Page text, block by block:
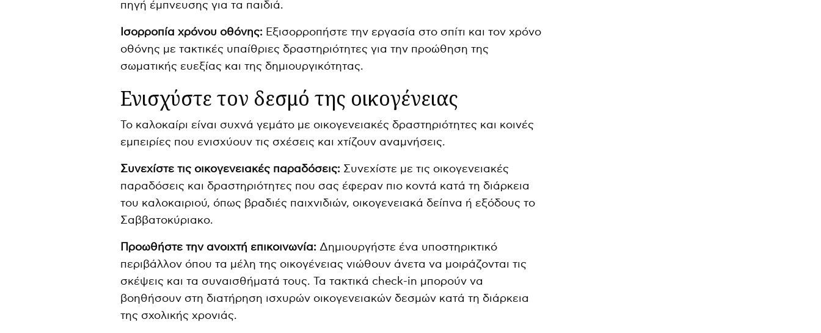
πηγή έμπνευσης για τα παιδιά.
Ισορροπία χρόνου οθόνης: Εξισορροπήστε την εργασία στο σπίτι και τον χρόνο
οθόνης με τακτικές υπαίθριες δραστηριότητες για την προώθηση της
σωματικής ευεξίας και της δημιουργικότητας.
Ενισχύστε τον δεσμό της οικογένειας
Το καλοκαίρι είναι συχνά γεμάτο με οικογενειακές δραστηριότητες και κοινές
εμπειρίες που ενισχύουν τις σχέσεις και χτίζουν αναμνήσεις.
Συνεχίστε τις οικογενειακές παραδόσεις: Συνεχίστε με τις οικογενειακές
παραδόσεις και δραστηριότητες που σας έφεραν πιο κοντά κατά τη διάρκεια
του καλοκαιριού, όπως βραδιές παιχνιδιών, οικογενειακά δείπνα ή εξόδους το
Σαββατοκύριακο.
Προωθήστε την ανοιχτή επικοινωνία: Δημιουργήστε ένα υποστηρικτικό
περιβάλλον όπου τα μέλη της οικογένειας νιώθουν άνετα να μοιράζονται τις
σκέψεις και τα συναισθήματά τους. Τα τακτικά check-in μπορούν να
βοηθήσουν στη διατήρηση ισχυρών οικογενειακών δεσμών κατά τη διάρκεια
της σχολικής χρονιάς.